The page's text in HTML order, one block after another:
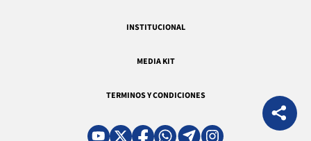
INSTITUCIONAL
MEDIA KIT
TERMINOS Y CONDICIONES